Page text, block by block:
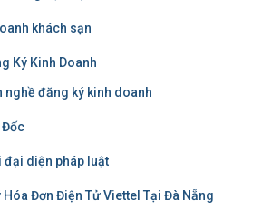
khách sạn
Ký Kinh Doanh
nghề đăng ký kinh doanh
Đốc
đại diện pháp luật
Hóa Đơn Điện Tử Viettel Tại Đà Nẵng